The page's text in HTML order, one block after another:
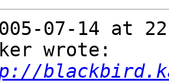
07-14 at
wrote: